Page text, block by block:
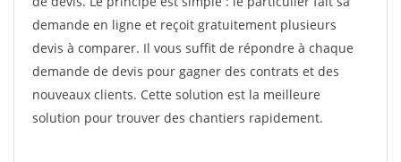
demande en ligne et reçoit gratuitement plusieurs
devis à comparer. Il vous suffit de répondre à chaque
demande de devis pour gagner des contrats et des
nouveaux clients. Cette solution est la meilleure
solution pour trouver des chantiers rapidement.